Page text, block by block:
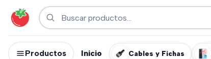
Productos Inicio Cables y Fichas